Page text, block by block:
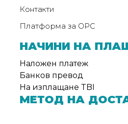
Контакти
Платформа за ОРС
НАЧИНИ НА
Наложен платеж
Банков превод
На изплащане TBI
МЕТОД НА